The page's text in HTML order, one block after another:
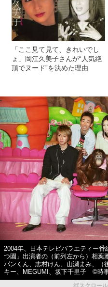
「ここ見て見て、きれいでし
ょ」岡江久美子さんが“人気絶
頂でヌード”を決めた理由
2004年、日本テレビバラエティー番
つ園」出演者の（前列左から）相葉
パンくん、志村けん、山瀬まみ、（
キー、MEGUMI、坂下千里子 ©時
縦スクロー